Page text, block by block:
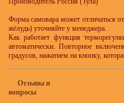
Форма самовара может отличаться
жёлудь) уточняйте у менеджера.
Как работает функция
автоматически. Повторное
градусов, нажатием на кнопку,
Отзывы и
вопросы